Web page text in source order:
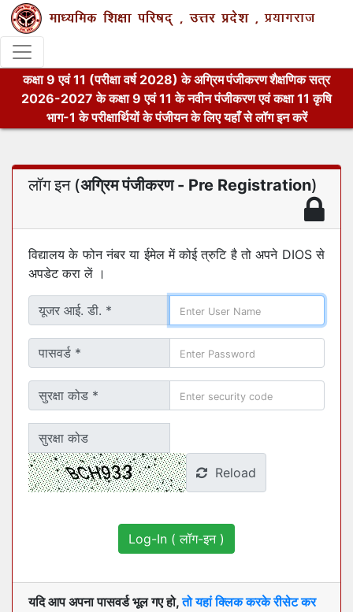
कक्षा 9 एवं 11 (परीक्षा वर्ष ) केअग्रिम पंजीकरणशैक्षणिक सत्र
के कक्षा 9 एवं 11 के नवीन पंजीकरण एवं कक्षा 11 कृषि
भाग-1 के परीक्षार्थियों के पंजीयन के लिए यहाँ से लॉग इन करें
लॉग इन (अग्रिम पंजीकरण - Pre Registration)
विद्यालय के फोन नंबर या ईमेल में कोई त्रुटि है तो अपने DIOS से
अपडेट करा लें ।
यूजर आई. डी. *
पासवर्ड *
सुरक्षा कोड *
सुरक्षा कोड
Reload
यदि आप अपना पासवर्ड भूल गए हो,तो यहां क्लिक करके रीसेट कर